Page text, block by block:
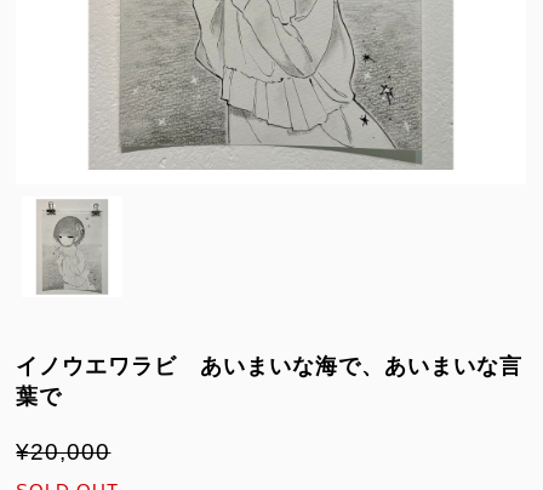
イノウエワラビ あいまいな海で、あいまいな言
葉で
¥20,000